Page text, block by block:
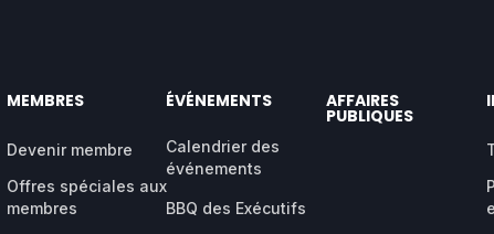
MEMBRES
Devenir membre
Offres spéciales aux
membres
ÉVÉNEMENTS
Calendrier des
événements
BBQ des Exécutifs
AFFAIRES
PUBLIQUES